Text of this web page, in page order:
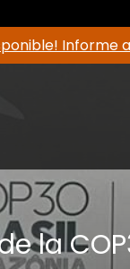
Informe
la